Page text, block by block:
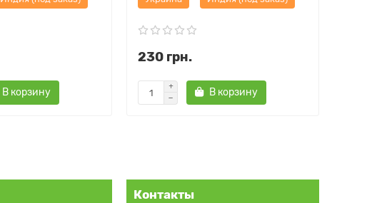
В корзину
230 грн.
В корзину
Контакты